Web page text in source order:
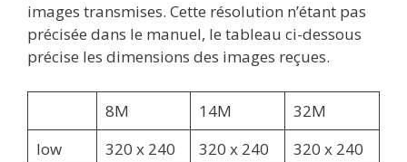
images transmises. Cette résolution n’étant pas
précisée dans le manuel, le tableau ci-dessous
précise les dimensions des images reçues.
8M 14M
32M
low
320 x 240 320 x 240
320 x 240